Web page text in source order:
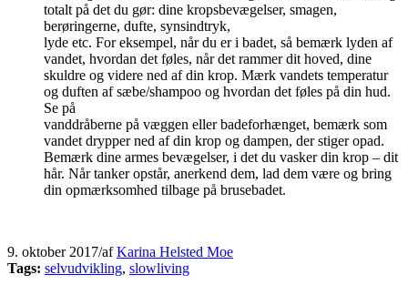
totalt på det du gør: dine kropsbevægelser, smagen,
berøringerne, dufte, synsindtryk,
lyde etc. For eksempel, når du er i badet, så bemærk lyden af
vandet, hvordan det føles, når det rammer dit hoved, dine
skuldre og videre ned af din krop. Mærk vandets temperatur
og duften af sæbe/shampoo og hvordan det føles på din hud.
Se på
vanddråberne på væggen eller badeforhænget, bemærk som
vandet drypper ned af din krop og dampen, der stiger opad.
Bemærk dine armes bevægelser, i det du vasker din krop – dit
hår. Når tanker opstår, anerkend dem, lad dem være og bring
din opmærksomhed tilbage på brusebadet.
9. oktober 2017/afKarina Helsted Moe
Tags: selvudvikling, slowliving